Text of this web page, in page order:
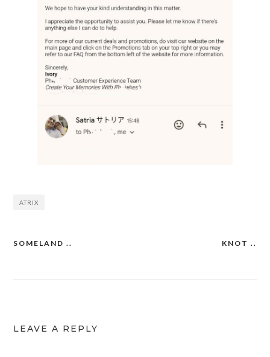
ATRIX
Post
KNOT ..
SOMELAND ..
LEAVE A REPLY